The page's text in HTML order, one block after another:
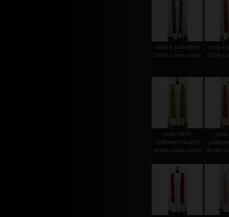
stola in poliestere
100% colore verde
stola in
100%
stola 100%
poliestere ricamo
diretto colore verde
diretto